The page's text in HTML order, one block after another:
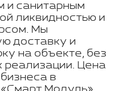
и санитарным
ликвидностью и
Мы
доставку и
на объекте, без
реализации. Цена
в